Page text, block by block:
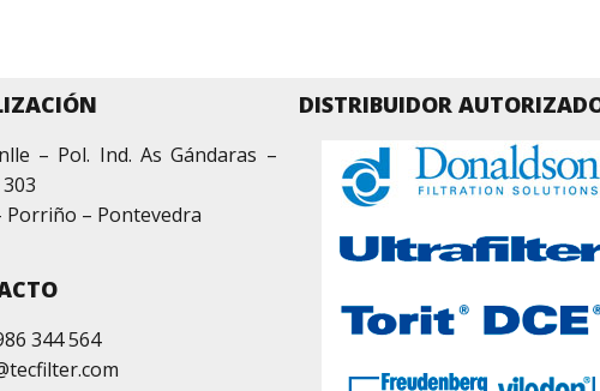
– Pol. Ind. As Gándaras –
Porriño – Pontevedra
344 564
DISTRIBUIDOR